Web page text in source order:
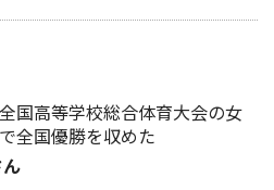
国高等学校総合体育大会の女
全国優勝を収めた